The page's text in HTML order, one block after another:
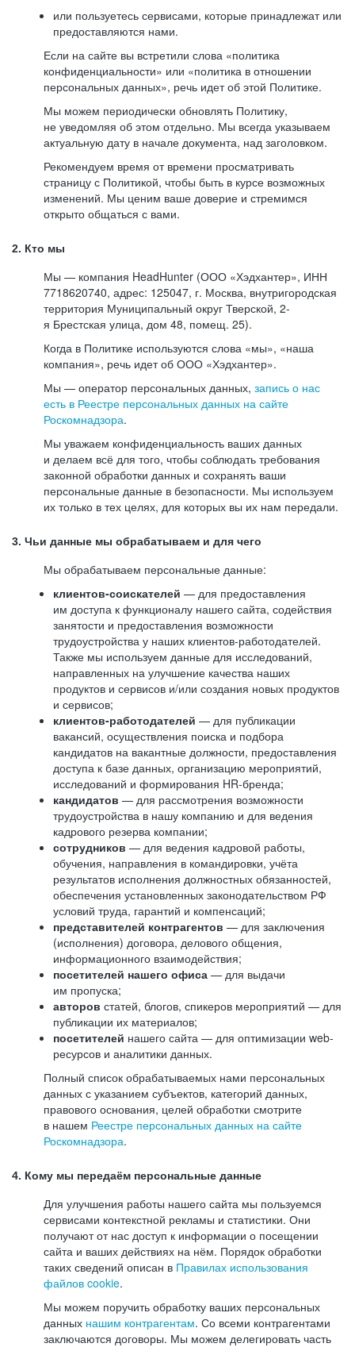
или пользуетесь сервисами, которые принадлежат или
предоставляются нами.
Если на сайте вы встретили слова «политика
конфиденциальности» или «политика в отношении
персональных данных», речь идет об этой Политике.
Мы можем периодически обновлять Политику,
не уведомляя об этом отдельно. Мы всегда указываем
актуальную дату в начале документа, над заголовком.
Рекомендуем время от времени просматривать
страницу с Политикой, чтобы быть в курсе возможных
изменений. Мы ценим ваше доверие и стремимся
открыто общаться с вами.
2. Кто мы
Мы — компания HeadHunter (ООО «Хэдхантер», ИНН
7718620740, адрес: 125047, г. Москва, внутригородская
территория Муниципальный округ Тверской, 2-
я Брестская улица, дом 48, помещ. 25).
Когда в Политике используются слова «мы», «наша
компания», речь идет об ООО «Хэдхантер».
Мы — оператор персональных данных, запись о нас
есть в Реестре персональных данных на сайте
Роскомнадзора.
Мы уважаем конфиденциальность ваших данных
и делаем всё для того, чтобы соблюдать требования
законной обработки данных и сохранять ваши
персональные данные в безопасности. Мы используем
их только в тех целях, для которых вы их нам передали.
3. Чьи данные мы обрабатываем и для чего
Мы обрабатываем персональные данные:
клиентов-соискателей — для предоставления
им доступа к функционалу нашего сайта, содействия
занятости и предоставления возможности
трудоустройства у наших клиентов-работодателей.
Также мы используем данные для исследований,
направленных на улучшение качества наших
продуктов и сервисов и/или создания новых продуктов
и сервисов;
клиентов-работодателей — для публикации
вакансий, осуществления поиска и подбора
кандидатов на вакантные должности, предоставления
доступа к базе данных, организацию мероприятий,
исследований и формирования HR-бренда;
кандидатов — для рассмотрения возможности
трудоустройства в нашу компанию и для ведения
кадрового резерва компании;
сотрудников — для ведения кадровой работы,
обучения, направления в командировки, учёта
результатов исполнения должностных обязанностей,
обеспечения установленных законодательством РФ
условий труда, гарантий и компенсаций;
представителей контрагентов — для заключения
(исполнения) договора, делового общения,
информационного взаимодействия;
посетителей нашего офиса — для выдачи
им пропуска;
авторов статей, блогов, спикеров мероприятий — для
публикации их материалов;
посетителей нашего сайта — для оптимизации web-
ресурсов и аналитики данных.
Полный список обрабатываемых нами персональных
данных с указанием субъектов, категорий данных,
правового основания, целей обработки смотрите
в нашем Реестре персональных данных на сайте
Роскомнадзора.
4. Кому мы передаём персональные данные
Для улучшения работы нашего сайта мы пользуемся
сервисами контекстной рекламы и статистики. Они
получают от нас доступ к информации о посещении
сайта и ваших действиях на нём. Порядок обработки
таких сведений описан в Правилах использования
файлов cookie.
Мы можем поручить обработку ваших персональных
данных нашим контрагентам. Со всеми контрагентами
заключаются договоры. Мы можем делегировать часть